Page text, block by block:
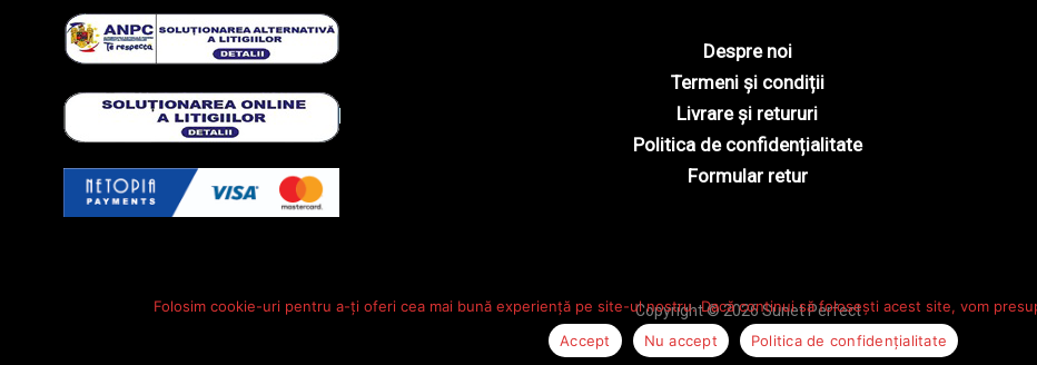
Despre noi
Termeni și condiții
Livrare și retururi
Politica de confidențialitate
Formular retur
Copyright © 2026 Sunet Perfect
Folosim cookie-uri pentru a-ți oferi cea mai bună experiență pe site-ul nostru. Dacă continui să folosești acest site, vom
Accept
Nu accept Politica de confidențialitate